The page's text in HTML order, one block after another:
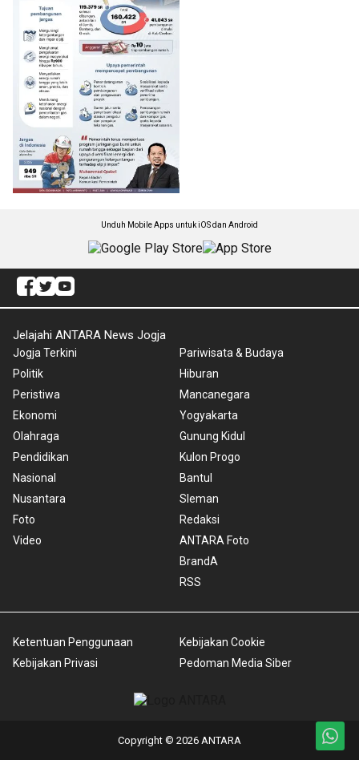
Unduh Mobile Apps untuk iOS dan Android
Jelajahi ANTARA News Jogja
Jogja Terkini
Politik
Peristiwa
Ekonomi
Olahraga
Pendidikan
Nasional
Nusantara
Foto
Video
Pariwisata & Budaya
Hiburan
Mancanegara
Yogyakarta
Gunung Kidul
Kulon Progo
Bantul
Sleman
Redaksi
ANTARA Foto
BrandA
RSS
Ketentuan Penggunaan
Kebijakan Privasi
Kebijakan Cookie
Pedoman Media Siber
Copyright © 2026 ANTARA